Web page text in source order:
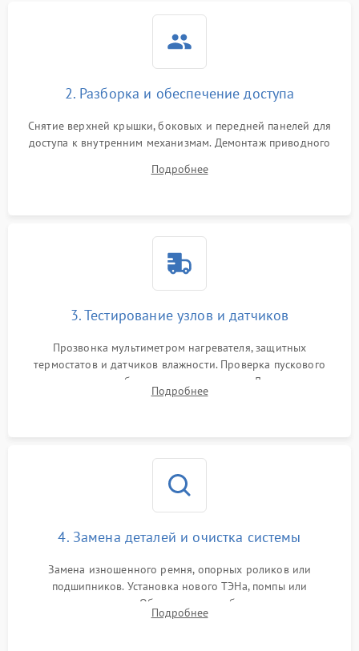
2. Разборка и обеспечение доступа
Снятие верхней крышки, боковых и передней панелей для
доступа к внутренним механизмам. Демонтаж приводного
Обеспечение свободного доступа к ТЭНу, компрессору,
Подробнее
3. Тестирование узлов и датчиков
Прозвонка мультиметром нагревателя, защитных
термостатов и датчиков влажности. Проверка пускового
конденсатора, обмоток мотора и помпы. Для машин с
тепловым насосом — диагностика работы компрессора и
Подробнее
4. Замена деталей и очистка системы
Замена изношенного ремня, опорных роликов или
подшипников. Установка нового ТЭНа, помпы или
термодатчиков. Обязательная глубокая очистка
конденсатора, крыльчатки вентилятора и воздуховодов от
Подробнее